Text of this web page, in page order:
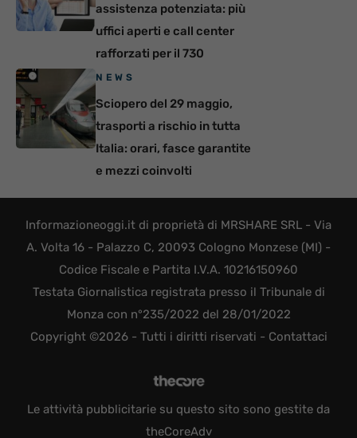
assistenza potenziata: più
uffici aperti e call center
rafforzati per il 730
NEWS
Sciopero del 29 maggio,
trasporti a rischio in tutta
Italia: orari, fasce garantite
e mezzi coinvolti
Informazioneoggi.it di proprietà di MRSHARE SRL - Via
A. Volta 16 - Palazzo C, 20093 Cologno Monzese (MI) -
Codice Fiscale e Partita I.V.A. 10216150960
Testata Giornalistica registrata presso il Tribunale di
Monza con n°235/2022 del 28/01/2022
Copyright ©2026 - Tutti i diritti riservati - Contattaci
Le attività pubblicitarie su questo sito sono gestite da
theCoreAdv